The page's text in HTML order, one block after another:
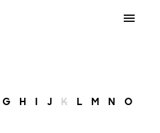
G H I J K L M N O